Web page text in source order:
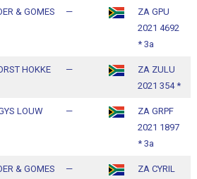
& GOMES —
ZA GPU
2021 4692
* 3a
HOKKE —
ZA ZULU
2021 354 *
LOUW —
ZA GRPF
2021 1897
* 3a
& GOMES —
ZA CYRIL